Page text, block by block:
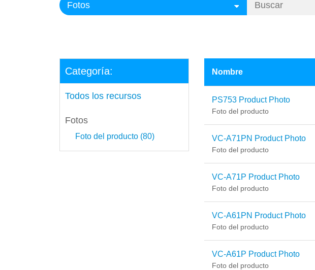
Categoría:
Todos los recursos
Fotos
Foto del producto (80)
Nombre
PS753 Product Photo
Foto del producto
VC-A71PN Product Photo
Foto del producto
VC-A71P Product Photo
Foto del producto
VC-A61PN Product Photo
Foto del producto
VC-A61P Product Photo
Foto del producto